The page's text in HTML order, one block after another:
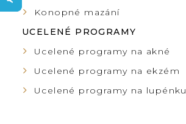
N
N
Í
Konopné mazání
UCELENÉ PROGRAMY
Ucelené programy na akné
Ucelené programy na ekzém
Ucelené programy na lupénku